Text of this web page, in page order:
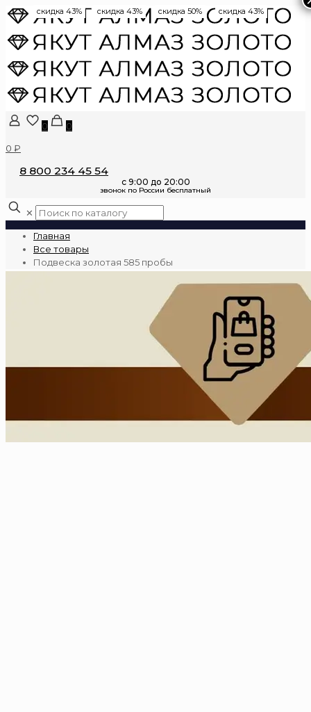
0
0
0 ₽
8 800 234 45 54
✕
Главная
Все товары
Подвеска золотая 585 пробы
скидка 43% скидка 43% скидка 50% скидка 43%